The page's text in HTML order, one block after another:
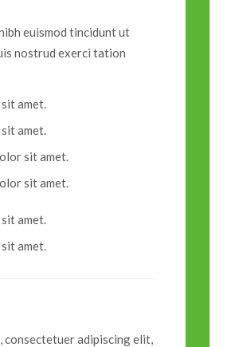
euismod tincidunt ut
nostrud exerci tation
amet.
amet.
sit amet.
sit amet.
amet.
amet.
consectetuer adipiscing elit,